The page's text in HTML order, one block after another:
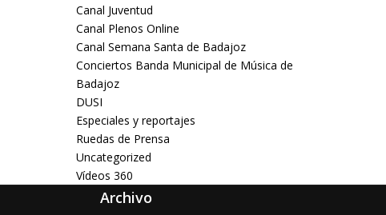
Canal Juventud
Canal Plenos Online
Canal Semana Santa de Badajoz
Conciertos Banda Municipal de Música de
Badajoz
DUSI
Especiales y reportajes
Ruedas de Prensa
Uncategorized
Vídeos 360
Archivo